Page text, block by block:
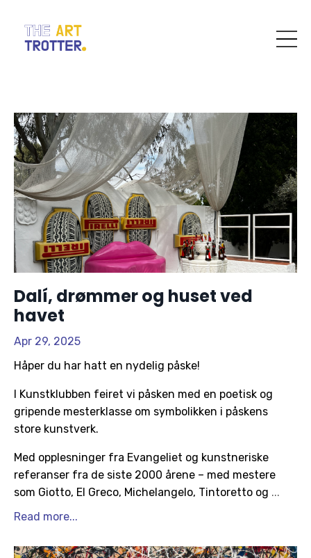
Dalí, drømmer og huset ved
havet
Apr 29, 2025
Håper du har hatt en nydelig påske!
I Kunstklubben feiret vi påsken med en poetisk og
gripende mesterklasse om symbolikken i påskens
store kunstverk.
Med opplesninger fra Evangeliet og kunstneriske
referanser fra de siste 2000 årene – med mestere
som Giotto, El Greco, Michelangelo, Tintoretto og ...
Read more...